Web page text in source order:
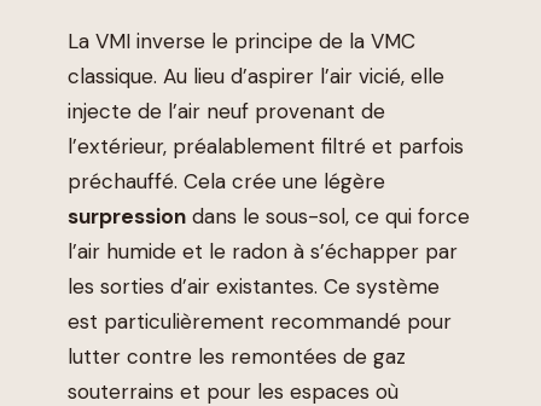
La VMI inverse le principe de la VMC
classique. Au lieu d’aspirer l’air vicié, elle
injecte de l’air neuf provenant de
l’extérieur, préalablement filtré et parfois
préchauffé. Cela crée une légère
surpression dans le sous-sol, ce qui force
l’air humide et le radon à s’échapper par
les sorties d’air existantes. Ce système
est particulièrement recommandé pour
lutter contre les remontées de gaz
souterrains et pour les espaces où